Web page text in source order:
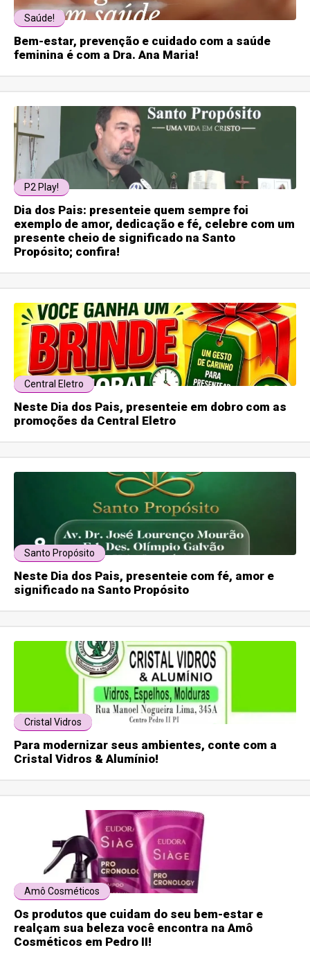
Saúde!
Bem-estar, prevenção e cuidado com a saúde
feminina é com a Dra. Ana Maria!
P2 Play!
Dia dos Pais: presenteie quem sempre foi
exemplo de amor, dedicação e fé, celebre com um
presente cheio de significado na Santo
Propósito; confira!
Central Eletro
Neste Dia dos Pais, presenteie em dobro com as
promoções da Central Eletro
Santo Propósito
Neste Dia dos Pais, presenteie com fé, amor e
significado na Santo Propósito
Cristal Vidros
Para modernizar seus ambientes, conte com a
Cristal Vidros & Alumínio!
Amô Cosméticos
Os produtos que cuidam do seu bem-estar e
realçam sua beleza você encontra na Amô
Cosméticos em Pedro II!